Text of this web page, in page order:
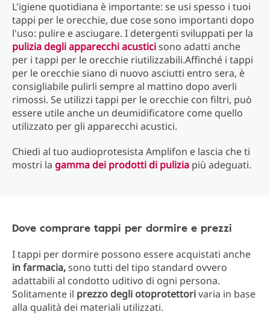
L'igiene quotidiana è importante: se usi spesso i tuoi
tappi per le orecchie, due cose sono importanti dopo
l'uso: pulire e asciugare. I detergenti sviluppati per la
pulizia degli apparecchi acusticisono adatti anche
per i tappi per le orecchie riutilizzabili.Affinché i tappi
per le orecchie siano di nuovo asciutti entro sera, è
consigliabile pulirli sempre al mattino dopo averli
rimossi. Se utilizzi tappi per le orecchie con filtri, può
essere utile anche un deumidificatore come quello
utilizzato per gli apparecchi acustici.
Chiedi al tuo audioprotesista Amplifon e lascia che ti
mostri la gamma dei prodotti di pulizia più adeguati.
Dove comprare tappi per dormire e prezzi
I tappi per dormire possono essere acquistati anche
in farmacia,sono tutti del tipo standard ovvero
adattabili al condotto uditivo di ogni persona.
Solitamente il prezzo degli otoprotettorivaria in base
alla qualità dei materiali utilizzati.